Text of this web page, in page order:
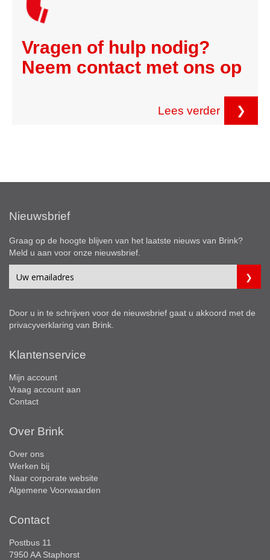
Vragen of hulp nodig?
Neem contact met ons op
Lees verder ❯
Nieuwsbrief
Graag op de hoogte blijven van het laatste nieuws van Brink?
Meld u aan voor onze nieuwsbrief.
Door u in te schrijven voor de nieuwsbrief gaat u akkoord met de
privacyverklaring van Brink.
Klantenservice
Mijn account
Vraag account aan
Contact
Over Brink
Over ons
Werken bij
Naar corporate website
Algemene Voorwaarden
Contact
Postbus 11
7950 AA Staphorst